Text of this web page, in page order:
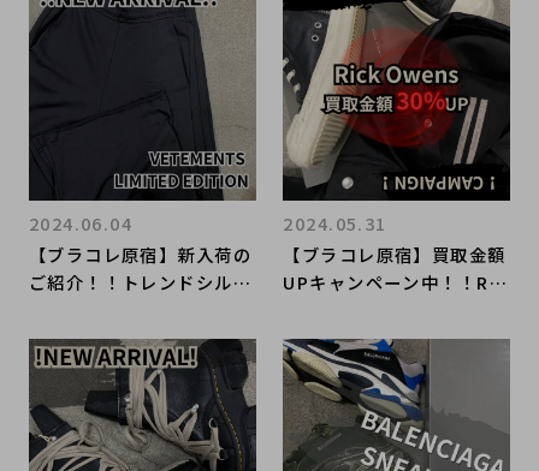
【ブラコレ原宿】新入荷の
ご紹介！！トレンドシルエ
ウェットパンツが入荷いた
しました！！
2024.06.04
【ブラコレ原宿】買取金額
UPキャンペーン中！！Ric
ンドコレクト原宿店へ！！
2024.05.31